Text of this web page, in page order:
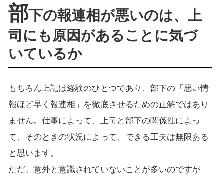
部下の報連相が悪いのは、上
司にも原因があることに気づ
いているか
もちろん上記は経験のひとつであり、部下の「悪い情
報ほど早く報連相」を徹底させるための正解ではあり
ません。仕事によって、上司と部下の関係性によっ
て、そのときの状況によって、できる工夫は無限ある
と思います。
ただ、意外と意識されていないことが多いのですが